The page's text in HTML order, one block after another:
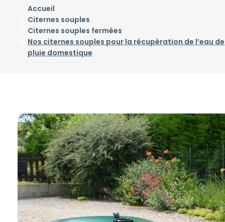
Accueil
Citernes souples
Citernes souples fermées
Nos citernes souples pour la récupération de l’eau de
pluie domestique